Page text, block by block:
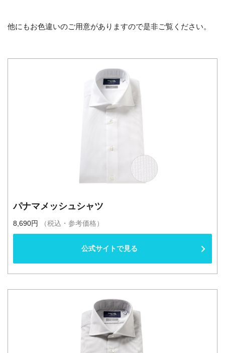
他にもお色違いのご用意がありますので是非ご覧ください。
パナマメッシュシャツ
8,690円 （税込・参考価格）
公式サイトで見る